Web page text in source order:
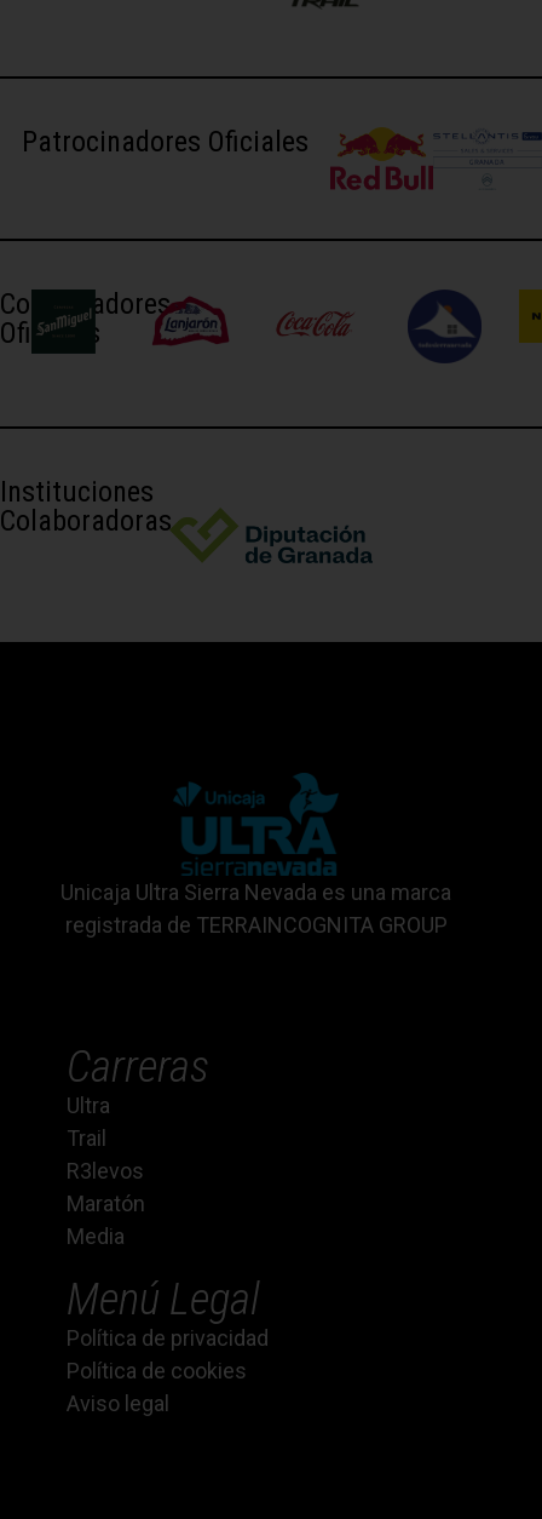
Patrocinadores Oficiales
Colaboradores
Oficiales
Instituciones
Colaboradoras
Unicaja Ultra Sierra Nevada es una marca
registrada de TERRAINCOGNITA GROUP
Carreras
Ultra
Trail
R3levos
Maratón
Media
Menú Legal
Política de privacidad
Política de cookies
Aviso legal